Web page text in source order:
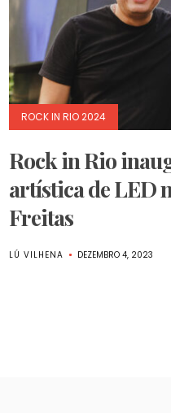
ROCK IN RIO 2024
Rock in Rio
artística de LED
Freitas
LÚ VILHENA DEZEMBRO 4, 2023